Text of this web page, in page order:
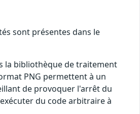
sont présentes dans le
la bibliothèque de traitement
PNG permettent à un
de provoquer l'arrêt du
du code arbitraire à